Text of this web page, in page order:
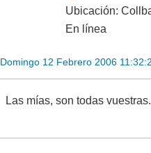
Ubicación:
En línea
Domingo 12 Febrero 2006
Las mías, son todas vuestras.